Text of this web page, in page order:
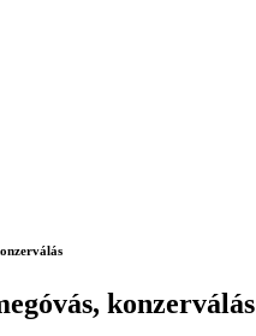
konzerválás